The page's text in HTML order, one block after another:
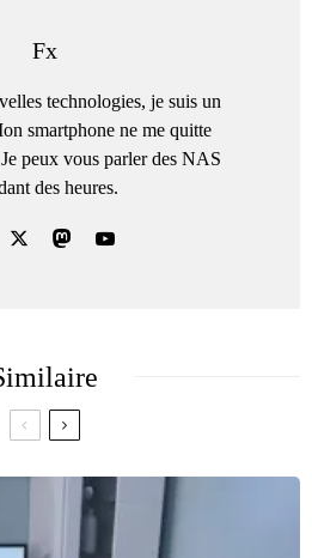
Fx
technologies, je suis un
smartphone ne me quitte
peux vous parler des NAS
des heures.